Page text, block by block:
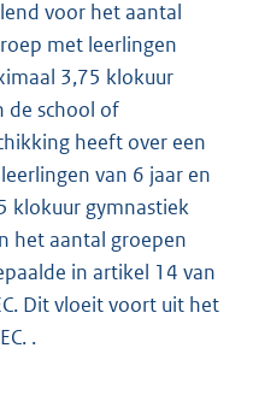
voor het aantal
met leerlingen
3,75 klokuur
de school of
heeft over een
van 6 jaar en
klokuur gymnastiek
het aantal groepen
in artikel 14 van
Dit vloeit voort uit het
.